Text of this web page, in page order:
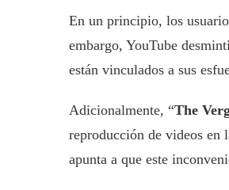
En un principio, los
embargo, YouTube
están vinculados a sus
Adicionalmente, “The
reproducción de videos en
apunta a que este